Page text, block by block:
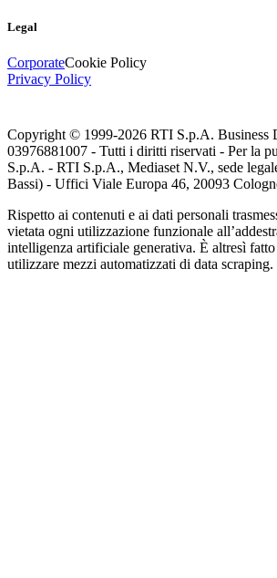
Legal
CorporateCookie Policy
Privacy Policy
Copyright © 1999-2026 RTI S.p.A. Business
03976881007 - Tutti i diritti riservati - Per la
S.p.A. - RTI S.p.A., Mediaset N.V., sede
Bassi) - Uffici Viale Europa 46, 20093
Rispetto ai contenuti e ai dati personali
vietata ogni utilizzazione funzionale
intelligenza artificiale generativa. È altresì
utilizzare mezzi automatizzati di data scraping.